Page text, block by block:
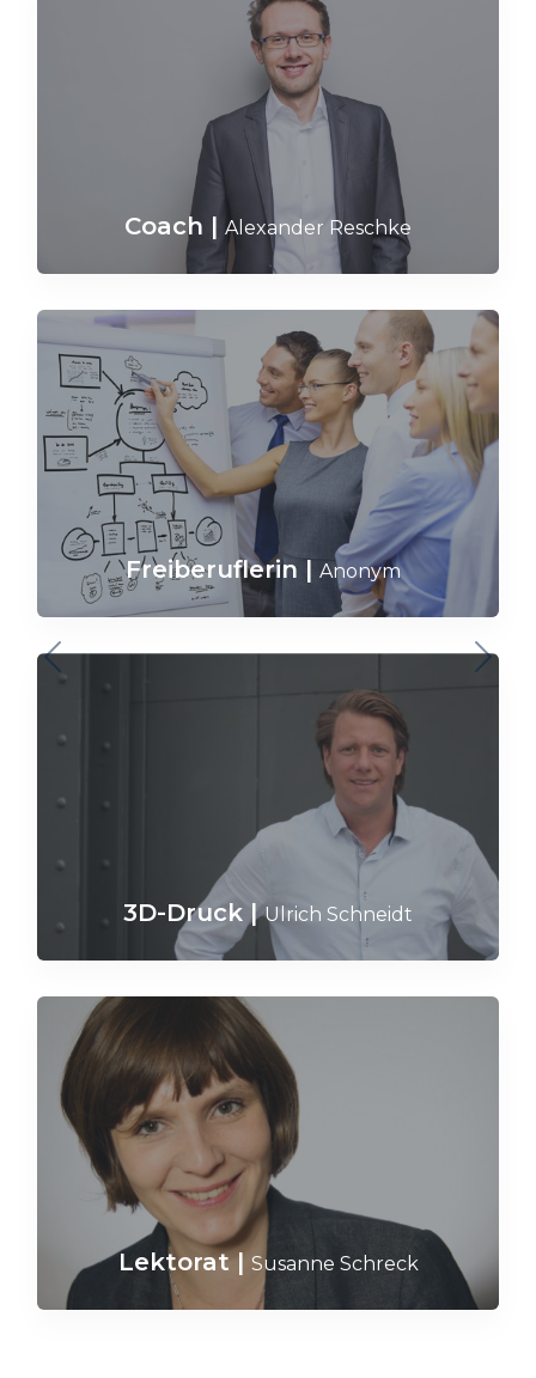
Coach | Alexander Reschke
Freiberuflerin | Anonym
3D-Druck |Ulrich Schneidt
Lektorat| Susanne Schreck